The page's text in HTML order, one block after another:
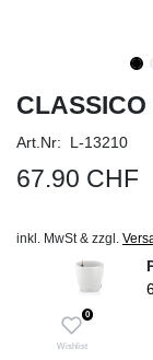
0
Wishlist
Art.Nr: L-13210
67.90 CHF
inkl. MwSt & zzgl.
Schneller Versand
Auf die